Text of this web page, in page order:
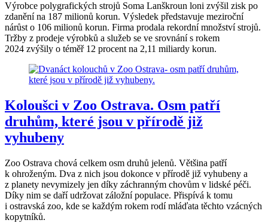
Výrobce polygrafických strojů Soma Lanškroun loni zvýšil zisk po
zdanění na 187 milionů korun. Výsledek představuje meziroční
nárůst o 106 milionů korun. Firma prodala rekordní množství strojů.
Tržby z prodeje výrobků a služeb se ve srovnání s rokem
2024 zvýšily o téměř 12 procent na 2,11 miliardy korun.
Koloušci v Zoo Ostrava. Osm patří
druhům, které jsou v přírodě již
vyhubeny
Zoo Ostrava chová celkem osm druhů jelenů. Většina patří
k ohroženým. Dva z nich jsou dokonce v přírodě již vyhubeny a
z planety nevymizely jen díky záchranným chovům v lidské péči.
Díky nim se daří udržovat záložní populace. Přispívá k tomu
i ostravská zoo, kde se každým rokem rodí mláďata těchto vzácných
kopytníků.